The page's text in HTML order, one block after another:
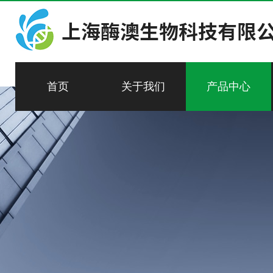
首页 关于我们 产品中心